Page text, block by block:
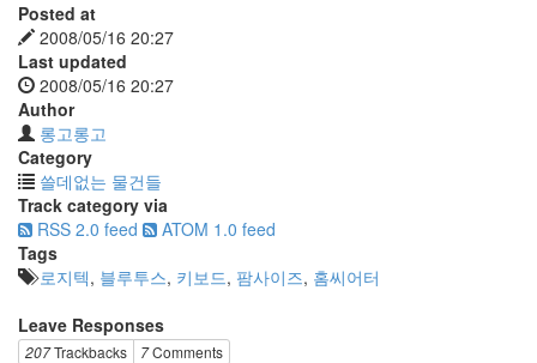
Posted at
2008/05/16 20:27
Last updated
2008/05/16 20:27
Author
롱고롱고
Category
쓸데없는 물건들
Track category via
RSS 2.0 feed
ATOM 1.0 feed
Tags
로지텍, 블루투스, 키보드, 팜사이즈, 홈씨어터
Leave Responses
207Trackbacks 7Comments